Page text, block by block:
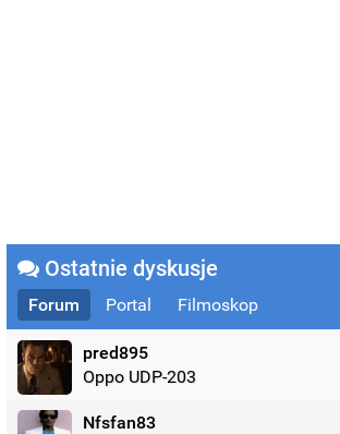
Ostatnie dyskusje
Forum Portal Filmoskop
pred895
Oppo UDP-203
Nfsfan83